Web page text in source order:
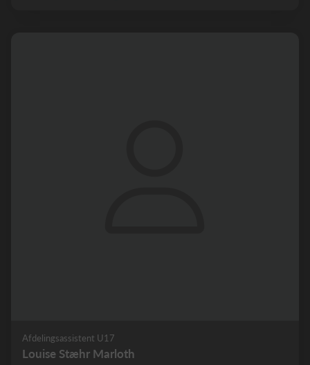
Afdelingsassistent U17
Louise Stæhr Marloth